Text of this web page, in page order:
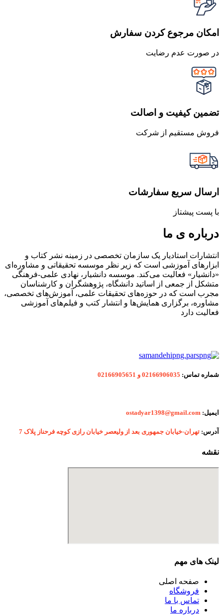
امکان مرجوع کردن سفارش
در صورت عدم رضایت
تضمین کیفیت و اصالت
فروش مستقیم از شرکت
ارسال سریع سفارشات
با پست پیشتاز
درباره ی ما
انتشارات استادیار یک سازمان تخصصی در زمینه نشر کتاب و
ابزارهای آموزشی است که زیر نظر موسسه تحقیقاتی و مشاوره‌ای
«دانشیار» فعالیت می‌کند. موسسه دانشیار، نهادی علمی-فرهنگی
متشکل از جمعی از اساتید دانشگاه، پژوهشگران و کارشناسان
مجرب است که در حوزه‌های تحقیقات علمی، آموزش‌های تخصصی،
مشاوره، برگزاری همایش‌ها و انتشار کتب و فیلم‌های آموزشی
فعالیت دارد
شماره تماس: 02166906035 و 02166905651
ایمیل: ostadyar1398@gmail.com
آدرس: تهران-خیابان جمهوری بعد از ولیعصر خیابان رازی کوچه فرحناز پلاک 7
نقشه
لینک های مهم
صفحه اصلی
فروشگاه
تماس با ما
درباره ما